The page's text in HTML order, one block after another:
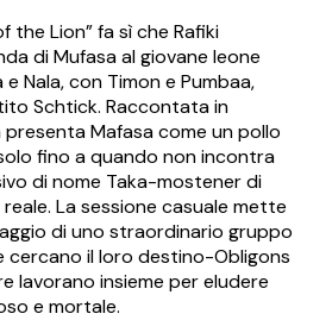
the Lion” fa sì che Rafiki
di Mufasa al giovane leone
e Nala, con Timon e Pumbaa,
Schtick. Raccontata in
presenta Mafasa come un pollo
fino a quando non incontra
di nome Taka-mostener di
La sessione casuale mette
di uno straordinario gruppo
cercano il loro destino-Obligons
lavorano insieme per eludere
e mortale.